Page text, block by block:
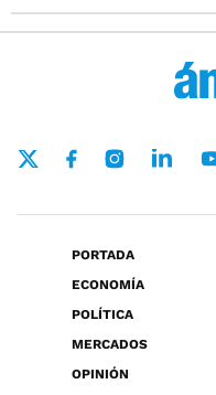
PORTADA
ECONOMÍA
POLÍTICA
MERCADOS
OPINIÓN